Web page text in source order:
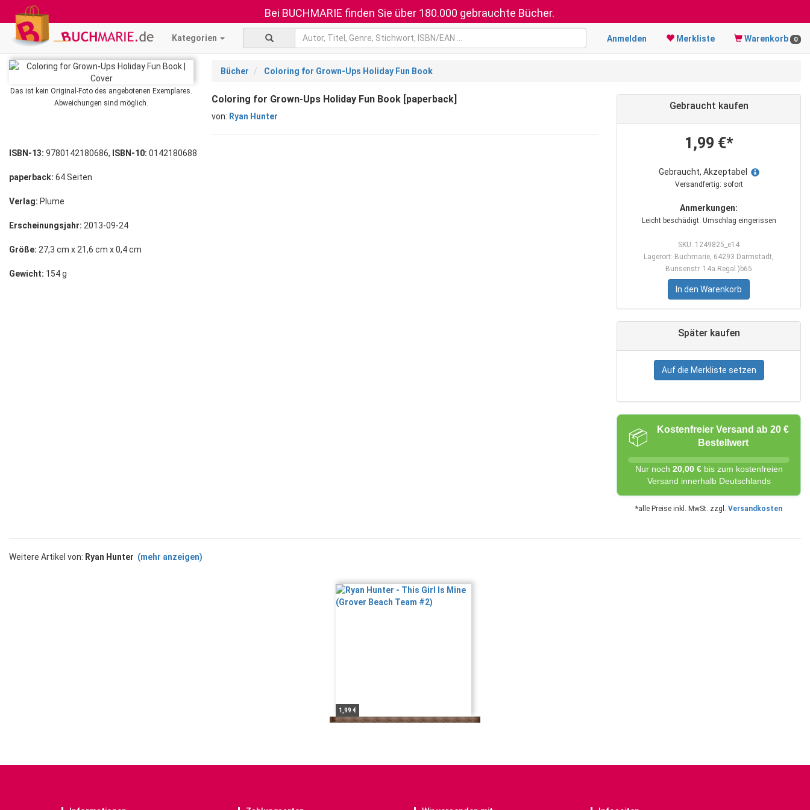
Bei BUCHMARIE finden Sie über 180.000 gebrauchte Bücher.
Kategorien Anmelden Merkliste Warenkorb 0
Das ist kein Original-Foto des angebotenen Exemplares.
Abweichungen sind möglich.
Bücher Coloring for Grown-Ups Holiday Fun Book
Coloring for Grown-Ups Holiday Fun Book [paperback]
von: Ryan Hunter
Gebraucht kaufen
1,99 €*
Gebraucht, Akzeptabel
Versandfertig: sofort
Anmerkungen:
Leicht beschädigt. Umschlag eingerissen
SKU: 1249825_e14
Lagerort: Buchmarie, 64293 Darmstadt,
Bunsenstr. 14a Regal )b65
In den Warenkorb
Später kaufen
Auf die Merkliste setzen
📦
Kostenfreier Versand ab 20 €
Bestellwert
Nur noch 20,00 €bis zum kostenfreien
Versand innerhalb Deutschlands
*alle Preise inkl. MwSt. zzgl. Versandkosten
ISBN-13: 9780142180686, ISBN-10: 0142180688
paperback: 64 Seiten
Verlag: Plume
Erscheinungsjahr: 2013-09-24
Größe: 27,3 cm x 21,6 cm x 0,4 cm
Gewicht: 154 g
Weitere Artikel von: Ryan Hunter (mehr anzeigen)
1,99 €